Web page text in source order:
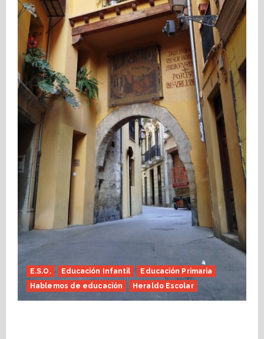
E.S.O. Educación Infantil
Educación Primaria
Hablemos de educación
Heraldo Escolar